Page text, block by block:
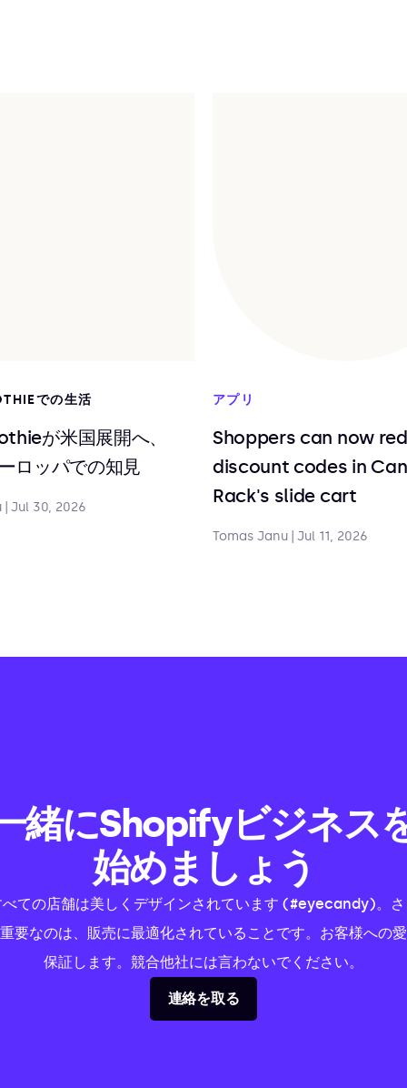
での生活
が米国展開へ、
ロッパでの知見
Jul 30, 2026
アプリ
Shoppers can now
discount codes in
Rack's slide cart
Tomas Janu Jul 11, 2026
緒にShopifyビジネス
始めましょう
ての店舗は美しくデザインされています (#eyecandy)。さ
要なのは、販売に最適化されていることです。お客様への
保証します。競合他社には言わないでください。
連絡を取る